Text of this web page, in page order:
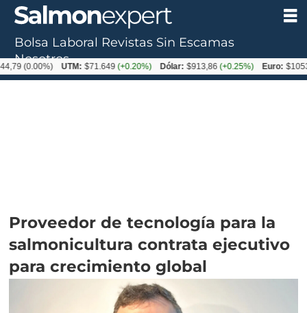
Proveedor de tecnología para la
salmonicultura contrata ejecutivo
para crecimiento global
Bolsa Laboral Revistas Sin Escamas
Nosotros
UTM: $71.649(+0.20%) Dólar: $913,86(+0.25%) Euro: $1053,08(-